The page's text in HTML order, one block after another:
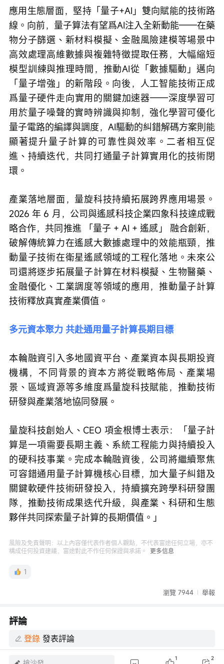
應用生態層面，堅持「量子+AI」雙向賦能的技術路
線。向前，量子算法有望爲AI注入全新動能——在藥
物分子篩選、新材料模擬、金融風險建模等場景中
高效處理高維數據與複雜特徵提取任務，大幅縮短
模型訓練與推理時間，推動AI從「數據驅動」邁向
「量子增強」的新階段。向後，人工智能技術正成
爲量子硬件走向實用的關鍵加速器——深度學習可
用於量子噪聲的實時辨識與抑制，強化學習可優化
量子電路的編譯與調度，AI驅動的糾錯解碼方案則能
顯著提升量子計算的可靠性與效率。二者相互促
進、持續迭代，共同打通量子計算實用化的技術閉
環。
產業落地層面，量旋科技持續拓展跨界應用場景。
2026 年 6 月，公司與遙感科技企業四象科技達成戰
略合作，共同推進 「量子 + AI + 遙感」 融合創新，
破解傳統算力在遙感大數據處理中的效能瓶頸，推
動量子技術在衛星遙感領域的工程化落地。未來公
司還將逐步拓展量子計算在材料模擬、生物醫藥、
金融優化、工業調度等領域的應用，推動量子計算
技術釋放真實產業價值。
多元資本聚力 共赴通用量子計算長期目標
本輪融資引入多地國資平台、產業資本與長期投資
機構，不同背景的資本方將從戰略佈局、產業場
景、區域資源等多維度爲量旋科技賦能，推動技術
研發與產業落地協同發展。
量旋科技創始人、CEO 項金根博士表示：「量子計
算是一項需要長期主義、系統工程能力與持續投入
的硬科技事業。完成本輪融資後，公司將繼續聚焦
可容錯通用量子計算機核心目標，加大量子糾錯及
關鍵軟硬件技術研發投入，持續擴充跨學科研發團
隊，推動技術成果迭代升級，與產業、科研和生態
夥伴共同探索量子計算的長期價值。」
風險及免責聲明：以上內容僅代表作者個人觀點，不代表富途任何立場，亦不
構成任何投資建議，富途對此不作任何保證與承諾。
更多信息
1
瀏覽 7944 舉報
評論
登錄 發表評論
1 2